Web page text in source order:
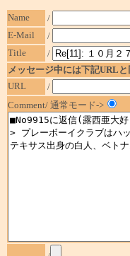
Name
/
E-Mail
/
Title
/
メッセージ中には下記URL
URL
/
Comment/ 通常モード->